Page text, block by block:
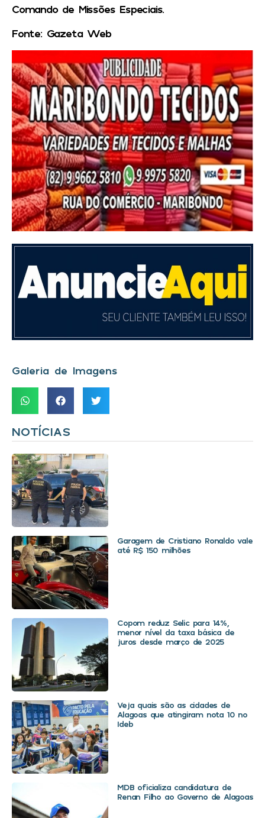
Comando de Missões Especiais.
Fonte: Gazeta Web
Galeria de Imagens
NOTÍCIAS
Garagem de Cristiano Ronaldo vale
até R$ 150 milhões
Copom reduz Selic para 14%,
menor nível da taxa básica de
juros desde março de 2025
Veja quais são as cidades de
Alagoas que atingiram nota 10 no
Ideb
MDB oficializa candidatura de
Renan Filho ao Governo de Alagoas